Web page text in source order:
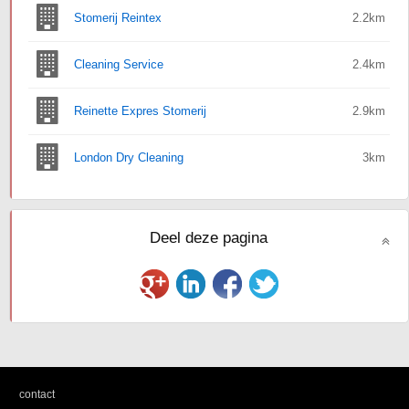
Stomerij Reintex 2.2km
Cleaning Service 2.4km
Reinette Expres Stomerij 2.9km
London Dry Cleaning 3km
Deel deze pagina
contact